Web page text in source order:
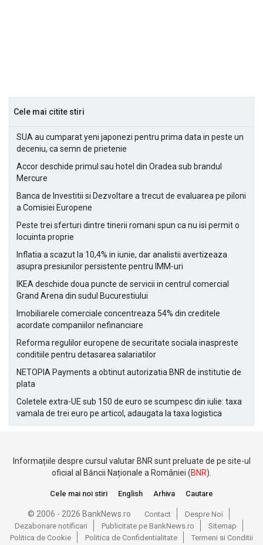
Cele mai citite stiri
SUA au cumparat yeni japonezi pentru prima data in peste un
deceniu, ca semn de prietenie
Accor deschide primul sau hotel din Oradea sub brandul
Mercure
Banca de Investitii si Dezvoltare a trecut de evaluarea pe piloni
a Comisiei Europene
Peste trei sferturi dintre tinerii romani spun ca nu isi permit o
locuinta proprie
Inflatia a scazut la 10,4% in iunie, dar analistii avertizeaza
asupra presiunilor persistente pentru IMM-uri
IKEA deschide doua puncte de servicii in centrul comercial
Grand Arena din sudul Bucurestiului
Imobiliarele comerciale concentreaza 54% din creditele
acordate companiilor nefinanciare
Reforma regulilor europene de securitate sociala inaspreste
conditiile pentru detasarea salariatilor
NETOPIA Payments a obtinut autorizatia BNR de institutie de
plata
Coletele extra-UE sub 150 de euro se scumpesc din iulie: taxa
vamala de trei euro pe articol, adaugata la taxa logistica
Informațiile despre cursul valutar BNR sunt preluate de pe site-ul
oficial al Băncii Naționale a României (BNR).
Cele mai noi stiri English Arhiva Cautare
© 2006 - 2026 BankNews.ro Contact
Despre Noi
Dezabonare notificari
Publicitate pe BankNews.ro
Sitemap
Politica de Cookie
Politica de Confidentialitate Termeni si Conditii